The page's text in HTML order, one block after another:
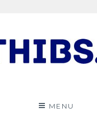
MENU